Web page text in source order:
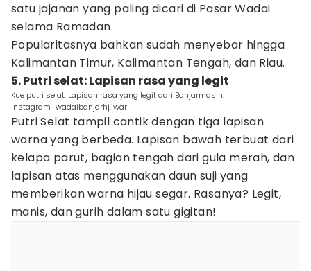
satu jajanan yang paling dicari di Pasar Wadai
selama Ramadan.
Popularitasnya bahkan sudah menyebar hingga
Kalimantan Timur, Kalimantan Tengah, dan Riau.
5. Putri selat: Lapisan rasa yang legit
Kue putri selat: Lapisan rasa yang legit dari Banjarmasin.
Instagram_wadaibanjarhj.iwar
Putri Selat tampil cantik dengan tiga lapisan
warna yang berbeda. Lapisan bawah terbuat dari
kelapa parut, bagian tengah dari gula merah, dan
lapisan atas menggunakan daun suji yang
memberikan warna hijau segar. Rasanya? Legit,
manis, dan gurih dalam satu gigitan!